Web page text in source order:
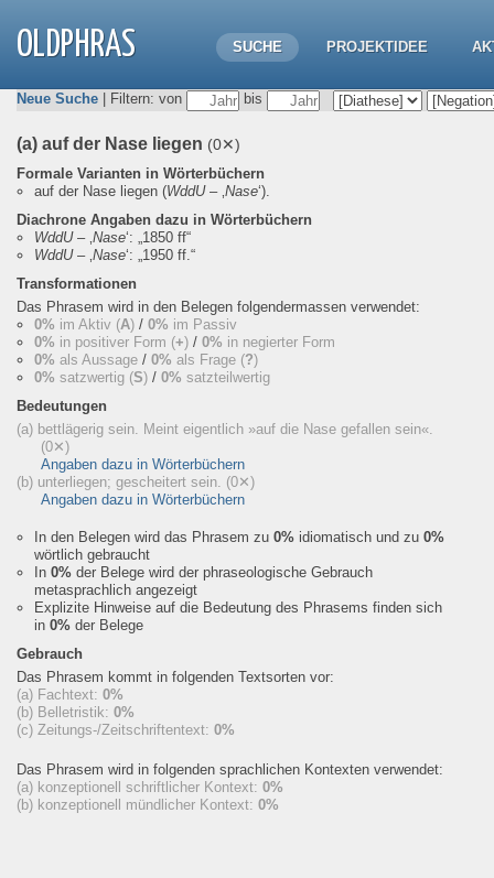
OLDPHRAS SUCHE PROJEKTIDEE
Neue Suche | Filtern: von bis
(a) auf der Nase liegen (0✕)
Formale Varianten in Wörterbüchern
auf der Nase liegen (WddU– ‚Nase‘).
Diachrone Angaben dazu in Wörterbüchern
WddU– ‚Nase‘: „1850 ff“
WddU– ‚Nase‘: „1950 ff.“
Transformationen
Das Phrasem wird in den Belegen folgendermassen verwendet:
0% im Aktiv (A) / 0% im Passiv
0% in positiver Form (+) / 0% in negierter Form
0% als Aussage / 0% als Frage (?)
0% satzwertig (S) / 0% satzteilwertig
Bedeutungen
(a) bettlägerig sein. Meint eigentlich »auf die Nase gefallen sein«.
(0✕)
Angaben dazu in Wörterbüchern
(b) unterliegen; gescheitert sein. (0✕)
Angaben dazu in Wörterbüchern
In den Belegen wird das Phrasem zu 0% idiomatisch und zu 0%
wörtlich gebraucht
In 0% der Belege wird der phraseologische Gebrauch
metasprachlich angezeigt
Explizite Hinweise auf die Bedeutung des Phrasems finden sich
in 0% der Belege
Gebrauch
Das Phrasem kommt in folgenden Textsorten vor:
(a) Fachtext: 0%
(b) Belletristik: 0%
(c) Zeitungs-/Zeitschriftentext: 0%
Das Phrasem wird in folgenden sprachlichen Kontexten verwendet:
(a) konzeptionell schriftlicher Kontext: 0%
(b) konzeptionell mündlicher Kontext: 0%